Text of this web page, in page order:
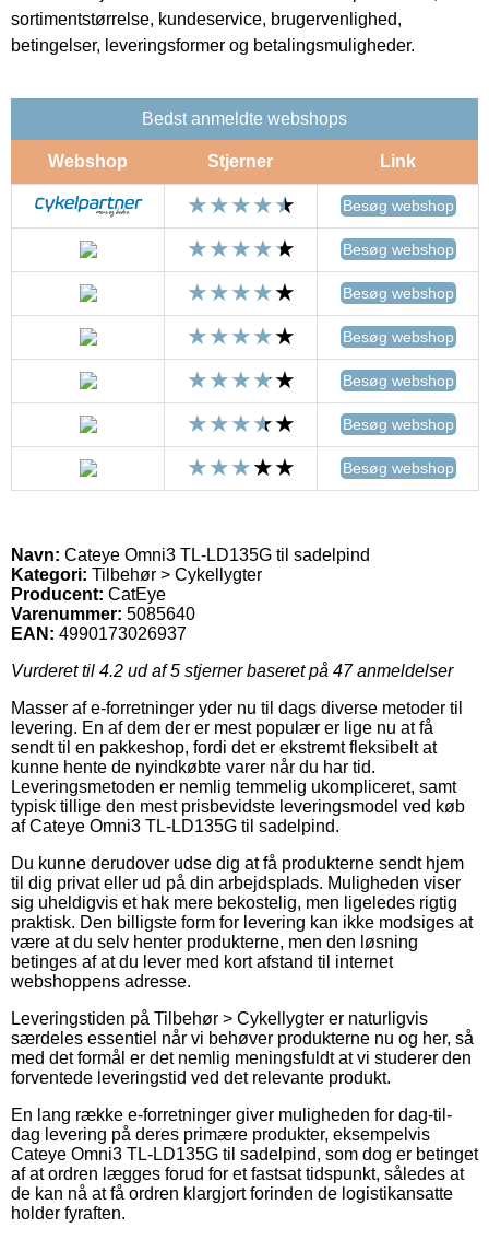
sortimentstørrelse, kundeservice, brugervenlighed,
betingelser, leveringsformer og betalingsmuligheder.
Bedst anmeldte webshops
Webshop Stjerner Link
Besøg webshop
Besøg webshop
Besøg webshop
Besøg webshop
Besøg webshop
Besøg webshop
Besøg webshop
Navn: Cateye Omni3 TL-LD135G til sadelpind
Kategori: Tilbehør > Cykellygter
Producent: CatEye
Varenummer: 5085640
EAN: 4990173026937
Vurderet til 4.2 ud af 5 stjerner baseret på 47anmeldelser
Masser af e-forretninger yder nu til dags diverse metoder til
levering. En af dem der er mest populær er lige nu at få
sendt til en pakkeshop, fordi det er ekstremt fleksibelt at
kunne hente de nyindkøbte varer når du har tid.
Leveringsmetoden er nemlig temmelig ukompliceret, samt
typisk tillige den mest prisbevidste leveringsmodel ved køb
af Cateye Omni3 TL-LD135G til sadelpind.
Du kunne derudover udse dig at få produkterne sendt hjem
til dig privat eller ud på din arbejdsplads. Muligheden viser
sig uheldigvis et hak mere bekostelig, men ligeledes rigtig
praktisk. Den billigste form for levering kan ikke modsiges at
være at du selv henter produkterne, men den løsning
betinges af at du lever med kort afstand til internet
webshoppens adresse.
Leveringstiden på Tilbehør > Cykellygter er naturligvis
særdeles essentiel når vi behøver produkterne nu og her, så
med det formål er det nemlig meningsfuldt at vi studerer den
forventede leveringstid ved det relevante produkt.
En lang række e-forretninger giver muligheden for dag-til-
dag levering på deres primære produkter, eksempelvis
Cateye Omni3 TL-LD135G til sadelpind, som dog er betinget
af at ordren lægges forud for et fastsat tidspunkt, således at
de kan nå at få ordren klargjort forinden de logistikansatte
holder fyraften.